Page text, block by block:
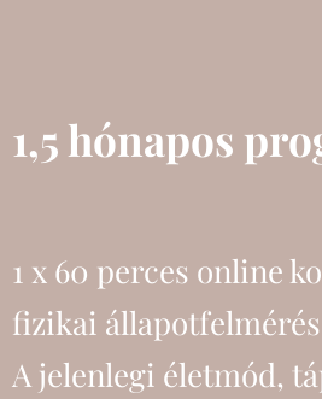
1,5 hónapos
1 x 60 perces online
fizikai állapotfelmérés
A jelenlegi életmód,